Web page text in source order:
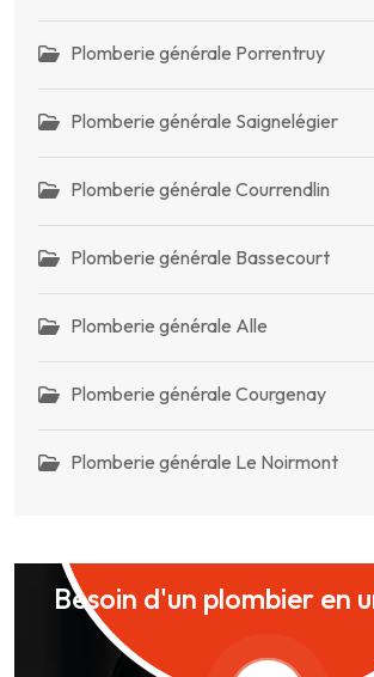
Plomberie générale Porrentruy
Plomberie générale Saignelégier
Plomberie générale Courrendlin
Plomberie générale Bassecourt
Plomberie générale Alle
Plomberie générale Courgenay
Plomberie générale Le Noirmont
Besoin d'un plombier en